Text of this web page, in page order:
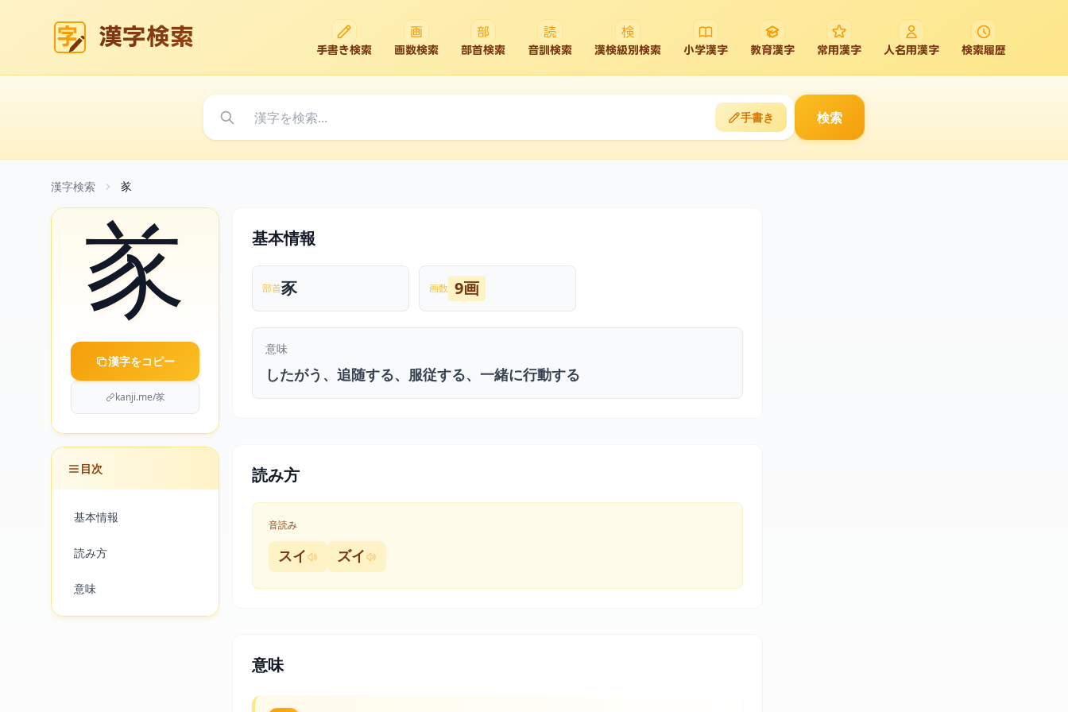
漢字検索 手書き検索 画数検索 部首検索 音訓検索 漢検級別検索 小学漢字 教育漢字 常用漢字 人名用漢字 検索履歴
手書き 検索
漢字検索 㒸
㒸
漢字をコピー
kanji.me/㒸
目次
基本情報
読み方
意味
基本情報
部首豕 画数 9画
意味
したがう、追随する、服従する、一緒に行動する
読み方
音読み
スイ ズイ
意味